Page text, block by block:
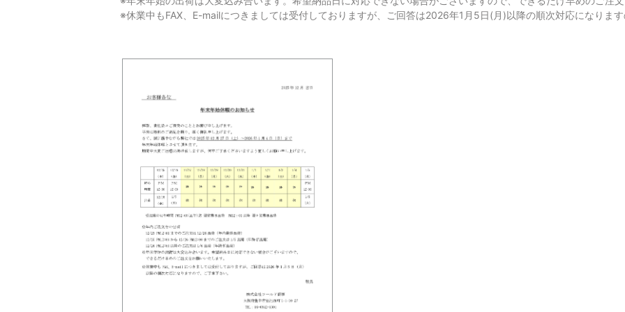
※休業中もFAX、E-mailにつきましては受付しておりますが、ご回答は2026年1月5日(月)以降の順次対応になります